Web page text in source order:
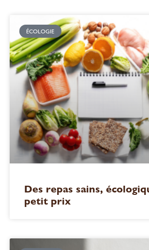
ÉCOLOGIE
Des repas sains,
petit prix